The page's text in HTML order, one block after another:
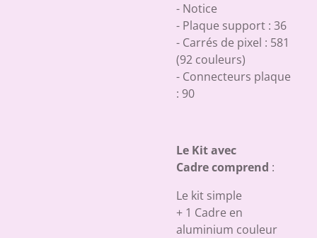
- Notice
- Plaque support : 36
- Carrés de pixel : 581
(92 couleurs)
- Connecteurs plaque
: 90
Le Kit avec
Cadre comprend :
Le kit simple
+ 1 Cadre en
aluminium couleur